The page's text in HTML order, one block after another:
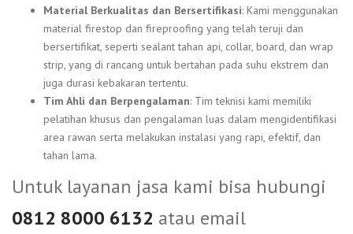
Material Berkualitas dan Bersertifikasi: Kami menggunakan
material firestop dan fireproofing yang telah teruji dan
bersertifikat, seperti sealant tahan api, collar, board, dan wrap
strip, yang di rancang untuk bertahan pada suhu ekstrem dan
juga durasi kebakaran tertentu.
Tim Ahli dan Berpengalaman: Tim teknisi kami memiliki
pelatihan khusus dan pengalaman luas dalam mengidentifikasi
area rawan serta melakukan instalasi yang rapi, efektif, dan
tahan lama.
Untuk layanan jasa kami bisa hubungi
0812 8000 6132 atau email